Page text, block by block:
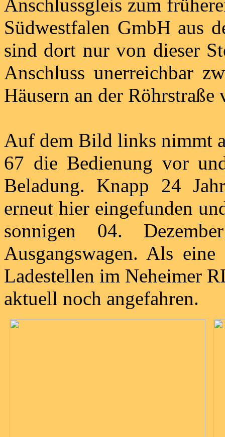
Anschlussgleis zum
Südwestfalen GmbH aus
sind dort nur von dieser
Anschluss unerreichbar
Häusern an der
Auf dem Bild links nimmt
67 die Bedienung vor
Beladung. Knapp 24
erneut hier eingefunden
sonnigen 04.
Ausgangswagen. Als
Ladestellen im Neheimer
aktuell noch angefahren.